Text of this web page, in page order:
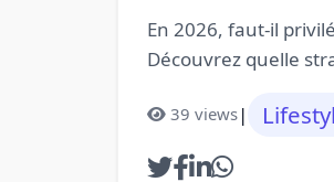
En 2026, faut-il
Découvrez quelle
39 views|